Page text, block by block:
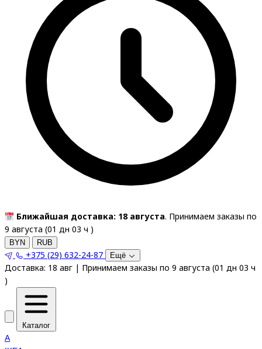
Ближайшая доставка: 18 августа. Принимаем заказы по
9 августа (01 дн 03 ч )
BYN RUB
+375 (29) 632-24-87 Ещё
Доставка: 18 авг | Принимаем заказы по 9 августа (01 дн 03 ч
)
Каталог
A